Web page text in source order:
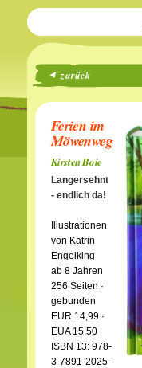
zurück
Ferien im
Möwenweg
Kirsten Boie
Langersehnt
- endlich da!
Illustrationen
von Katrin
Engelking
ab 8 Jahren
256 Seiten ·
gebunden
EUR 14,99 ·
EUA 15,50
ISBN 13: 978-
3-7891-2025-